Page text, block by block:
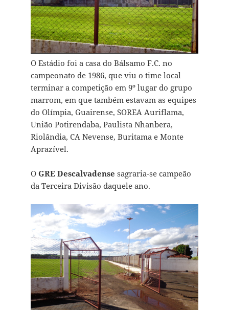
O Estádio foi a casa do Bálsamo F.C. no
campeonato de 1986, que viu o time local
terminar a competição em 9º lugar do grupo
marrom, em que também estavam as equipes
do Olímpia, Guairense, SOREA Auriflama,
União Potirendaba, Paulista Nhanbera,
Riolândia, CA Nevense, Buritama e Monte
Aprazível.
O GRE Descalvadense sagraria-se campeão
da Terceira Divisão daquele ano.